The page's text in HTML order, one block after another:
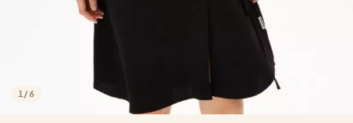
1 /6